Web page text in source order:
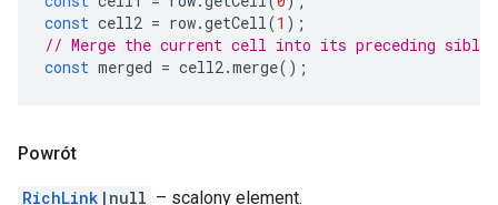
const cell2 = row.getCell(1 );
// Merge the current cell into its preceding
const merged = cell2.merge();
Powrót
RichLink |null – scalony element.